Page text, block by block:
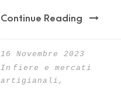
Continue Reading
16 Novembre 2023
In fiere e mercati
artigianali ,